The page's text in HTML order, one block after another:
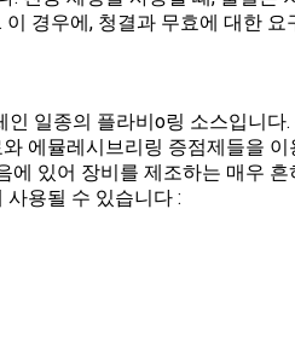
경우에, 청결과 무효에 대한
일종의 플라비o링 소스입니다
에뮬레시브리링 증점제들을
있어 장비를 제조하는 매우
용될 수 있습니다 :